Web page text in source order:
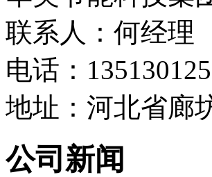
联系人：何经理
电话：
地址：河北省廊
公司新闻